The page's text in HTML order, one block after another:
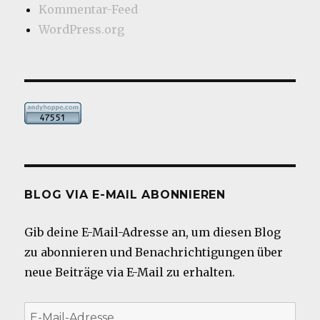
Kommentar-Feed
WordPress.org
BLOG VIA E-MAIL ABONNIEREN
Gib deine E-Mail-Adresse an, um diesen Blog
zu abonnieren und Benachrichtigungen über
neue Beiträge via E-Mail zu erhalten.
E-